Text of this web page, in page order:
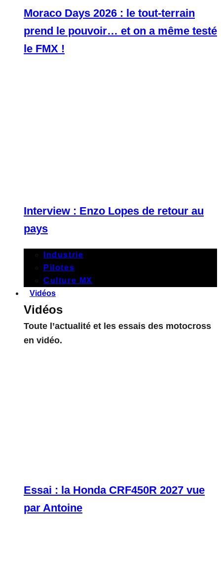
Moraco Days 2026 : le tout-terrain
prend le pouvoir… et on a même testé
le FMX !
Interview : Enzo Lopes de retour au
pays
Industrie
Pilotes
Culture MX
Vidéos
Vidéos
Toute l’actualité et les essais des motocross
en vidéo.
Essai : la Honda CRF450R 2027 vue
par Antoine